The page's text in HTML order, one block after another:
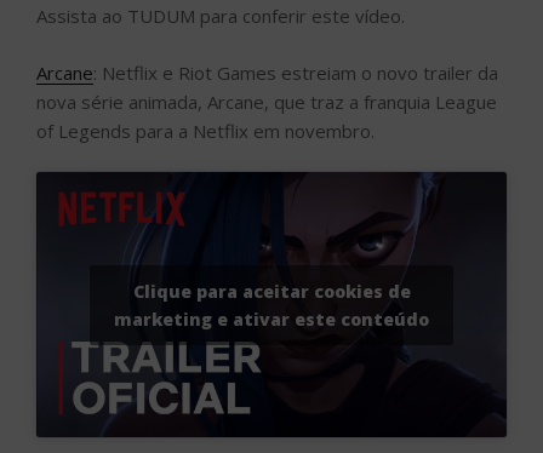
Assista ao TUDUM para conferir este vídeo.
Arcane: Netflix e Riot Games estreiam o novo trailer da
nova série animada, Arcane, que traz a franquia League
of Legends para a Netflix em novembro.
Clique para aceitar cookies de
marketing e ativar este conteúdo